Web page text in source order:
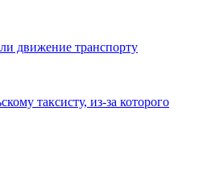
движение транспорту
таксисту, из-за которого